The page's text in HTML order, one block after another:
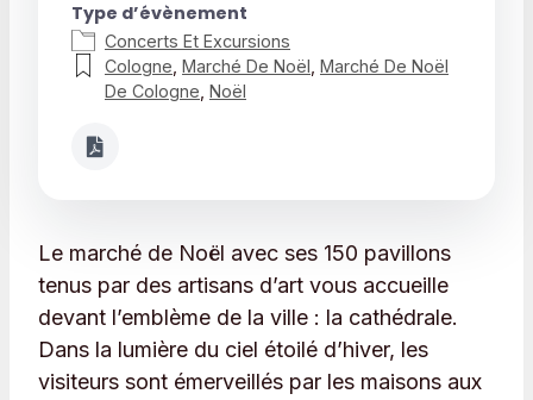
Type d’évènement
Concerts Et Excursions
Cologne Marché De Noël Marché De Noël
De Cologne Noël
Le marché de Noël avec ses 150 pavillons
tenus par des artisans d’art vous accueille
devant l’emblème de la ville : la cathédrale.
Dans la lumière du ciel étoilé d’hiver, les
visiteurs sont émerveillés par les maisons aux